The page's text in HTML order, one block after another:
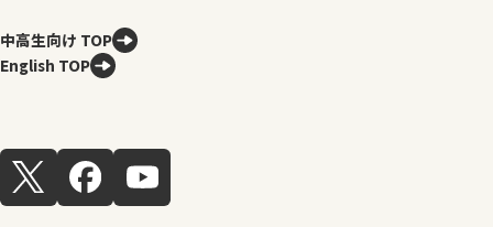
中高生向け TOP
English TOP